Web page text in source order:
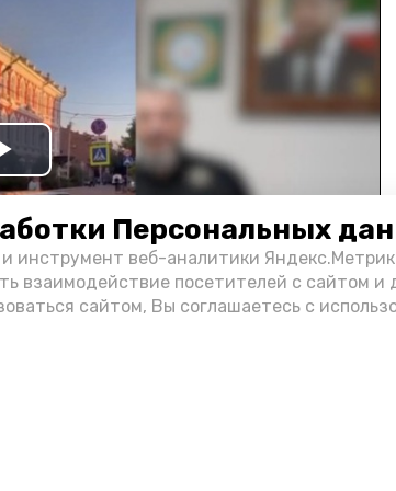
Персональных
инструмент веб-аналитики
взаимодействие посетителей с сайтом и
сайтом, Вы соглашаетесь с
Play
Video